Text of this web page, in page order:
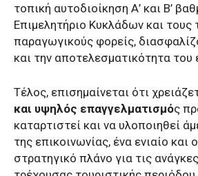
τοπική αυτοδιοίκηση Α’ και Β’
Επιμελητήριο Κυκλάδων και τους
παραγωγικούς φορείς,
και την αποτελεσματικότητα του
Τέλος, επισημαίνεται ότι
και υψηλός επαγγελματισμός
καταρτιστεί και να υλοποιηθεί
της επικοινωνίας, ένα ενιαίο και
στρατηγικό πλάνο για τις